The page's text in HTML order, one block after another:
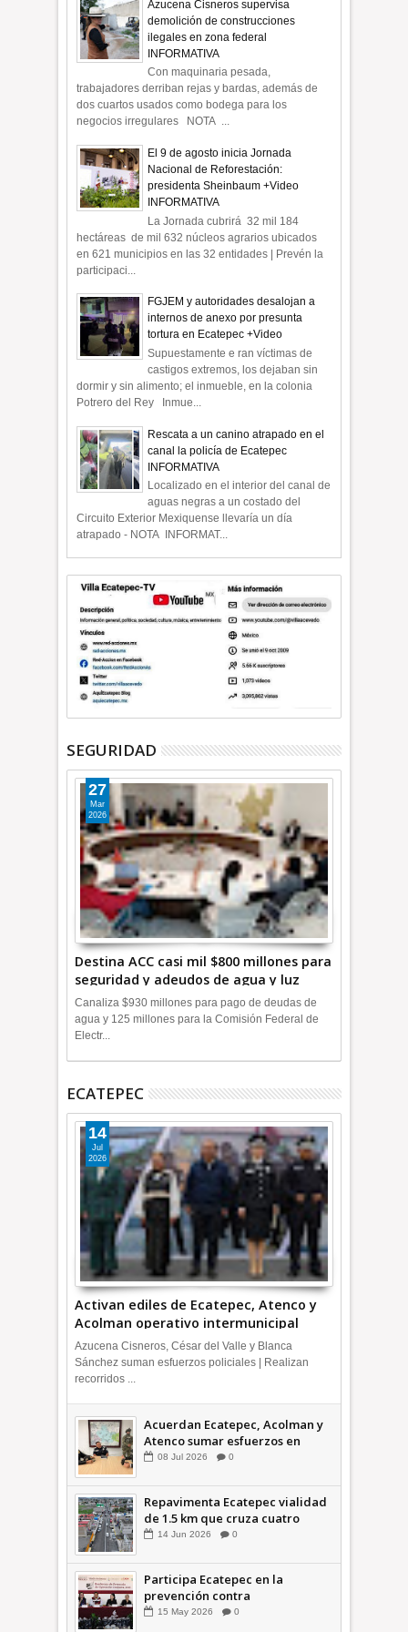
Azucena Cisneros supervisa
demolición de construcciones
ilegales en zona federal
INFORMATIVA
Con maquinaria pesada,
trabajadores derriban rejas y bardas, además de
dos cuartos usados como bodega para los
negocios irregulares NOTA ...
El 9 de agosto inicia Jornada
Nacional de Reforestación:
presidenta Sheinbaum +Video
INFORMATIVA
La Jornada cubrirá 32 mil 184
hectáreas de mil 632 núcleos agrarios ubicados
en 621 municipios en las 32 entidades | Prevén la
participaci...
FGJEM y autoridades desalojan a
internos de anexo por presunta
tortura en Ecatepec +Video
Supuestamente e ran víctimas de
castigos extremos, los dejaban sin
dormir y sin alimento; el inmueble, en la colonia
Potrero del Rey Inmue...
Rescata a un canino atrapado en el
canal la policía de Ecatepec
INFORMATIVA
Localizado en el interior del canal de
aguas negras a un costado del
Circuito Exterior Mexiquense llevaría un día
atrapado - NOTA INFORMAT...
SEGURIDAD
Destina ACC casi mil $800 millones para
seguridad y adeudos de agua y luz
+Video
27
Mar
2026
Canaliza $930 millones para pago de deudas de
agua y 125 millones para la Comisión Federal de
Electr...
ECATEPEC
Activan ediles de Ecatepec, Atenco y
Acolman operativo intermunicipal
14
Jul
2026
Azucena Cisneros, César del Valle y Blanca
Sánchez suman esfuerzos policiales | Realizan
recorridos ...
Acuerdan Ecatepec, Acolman y
Atenco sumar esfuerzos en
seguridad
08 Jul 2026 0
Repavimenta Ecatepec vialidad
de 1.5 km que cruza cuatro
comunidades +Video
14 Jun 2026 0
Participa Ecatepec en la
prevención contra
inundaciones en el Valle de
15 May 2026 0